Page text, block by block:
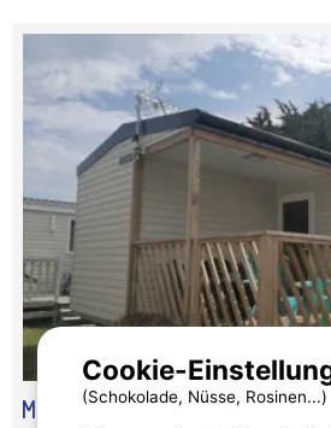
Mobilheim Cozy Mit 2 Schlafzimmern
Cookie-
(Schokolade, Nüsse, Rosinen...)